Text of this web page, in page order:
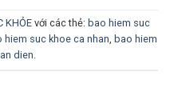
KHỎEvới các thẻ: bao hiem suc
hiem suc khoe ca nhan bao hiem
dien